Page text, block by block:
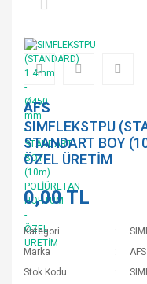
AFS
SIMFLEKSTPU
STANDART BOY
ÖZEL ÜRETİM
0,00 TL
Kategori
Marka
AFS
Stok Kodu